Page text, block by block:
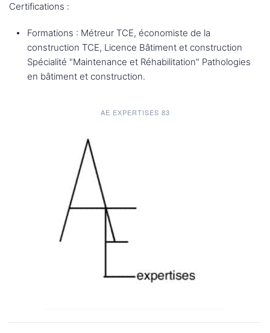
Certifications :
Formations : Métreur TCE, économiste de la
construction TCE, Licence Bâtiment et construction
Spécialité "Maintenance et Réhabilitation" Pathologies
en bâtiment et construction.
AE EXPERTISES 83